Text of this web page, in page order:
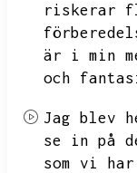
riskerar
är i min
och
Jag blev
se in på
som vi